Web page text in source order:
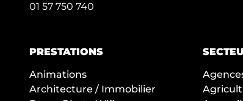
01 57 750 740
PRESTATIONS
Animations
Architecture / Immobilier